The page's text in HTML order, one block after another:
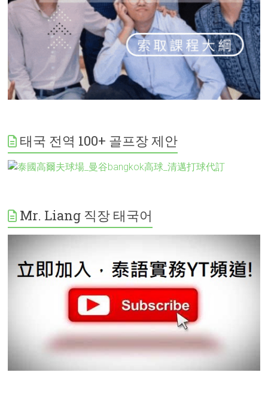
태국 전역 100+ 골프장 제안
Mr. Liang 직장 태국어